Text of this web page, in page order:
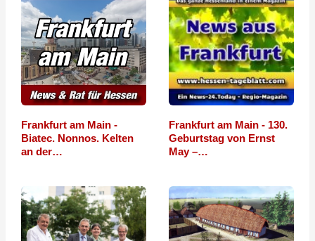
Frankfurt am Main -
Biatec. Nonnos. Kelten
an der…
Frankfurt am Main - 130.
Geburtstag von Ernst
May –…